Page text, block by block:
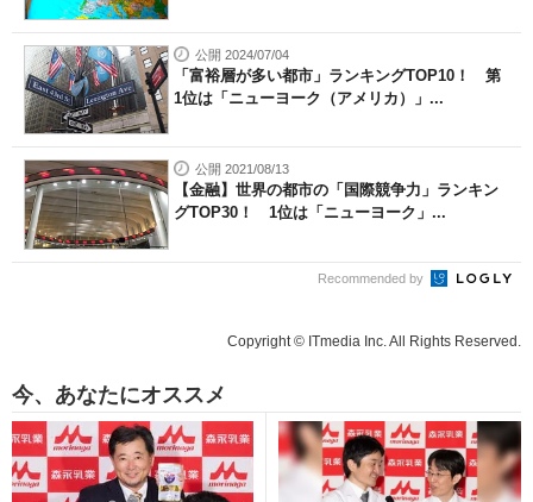
公開 2024/07/04
「富裕層が多い都市」ランキングTOP10！ 第
1位は「ニューヨーク（アメリカ）」...
公開 2021/08/13
【金融】世界の都市の「国際競争力」ランキン
グTOP30！ 1位は「ニューヨーク」...
Recommended by
Copyright © ITmedia Inc. All Rights Reserved.
今、あなたにオススメ